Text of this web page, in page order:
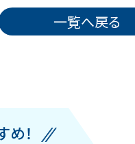
一覧へ戻る
！